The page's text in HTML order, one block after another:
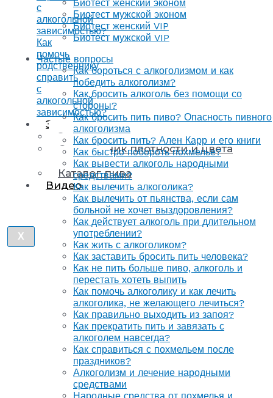
с
алкогольной
зависимостью?
Как
помочь
родственнику
справить
с
алкогольной
зависимостью?
Энциклопедия
Энциклопедия напитков
Справочник плотности и цвета
напитков
Каталог пива
Видео
X
Биотест женский эконом
Биотест мужской эконом
Биотест женский VIP
Биотест мужской VIP
Частые вопросы
Как бороться с алкоголизмом и как
победить алкоголизм?
Как бросить алкоголь без помощи со
стороны?
Как бросить пить пиво? Опасность пивного
алкоголизма
Как бросить пить? Ален Карр и его книги
Как быстро побороть похмелье?
Как вывести алкоголь народными
средствами?
Как вылечить алкоголика?
Как вылечить от пьянства, если сам
больной не хочет выздоровления?
Как действует алкоголь при длительном
употреблении?
Как жить с алкоголиком?
Как заставить бросить пить человека?
Как не пить больше пиво, алкоголь и
перестать хотеть выпить
Как помочь алкоголику и как лечить
алкоголика, не желающего лечиться?
Как правильно выходить из запоя?
Как прекратить пить и завязать с
алкоголем навсегда?
Как справиться с похмельем после
праздников?
Алкоголизм и лечение народными
средствами